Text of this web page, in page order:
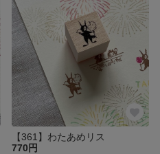
【361】わたあめリス
770円